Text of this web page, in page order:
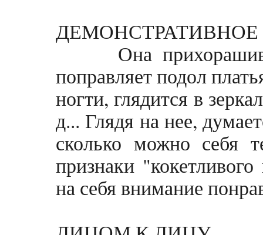
Она
поправляет подол
ногти, глядится в
д... Глядя на нее,
сколько можно себя
признаки
на себя внимание